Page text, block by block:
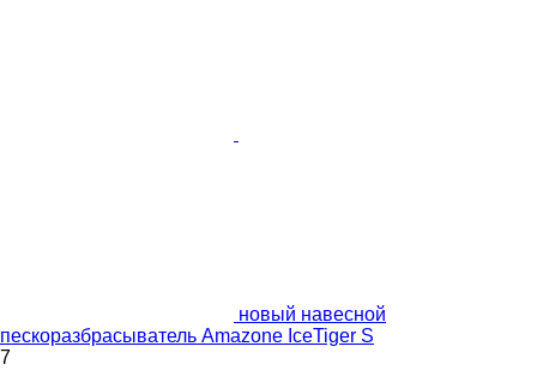
новый навесной
пескоразбрасыватель Amazone IceTiger S
7